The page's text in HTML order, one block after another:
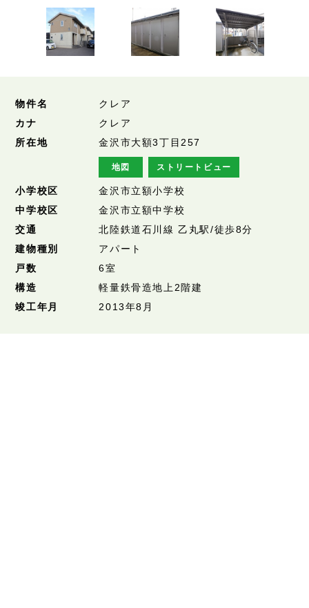
物件名
クレア
カナ
クレア
所在地
金沢市大額3丁目257
地図 ストリートビュー
小学校区
金沢市立額小学校
中学校区
金沢市立額中学校
交通
北陸鉄道石川線 乙丸駅/徒歩8分
建物種別
アパート
戸数
6室
構造
軽量鉄骨造地上2階建
竣工年月
2013年8月